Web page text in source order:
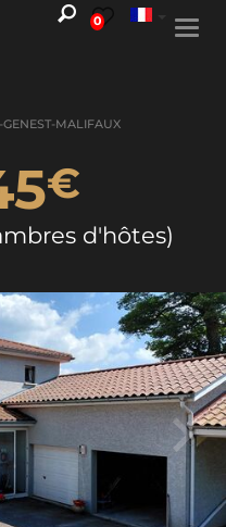
0
GENEST-MALIFAUX
€
d'hôtes)